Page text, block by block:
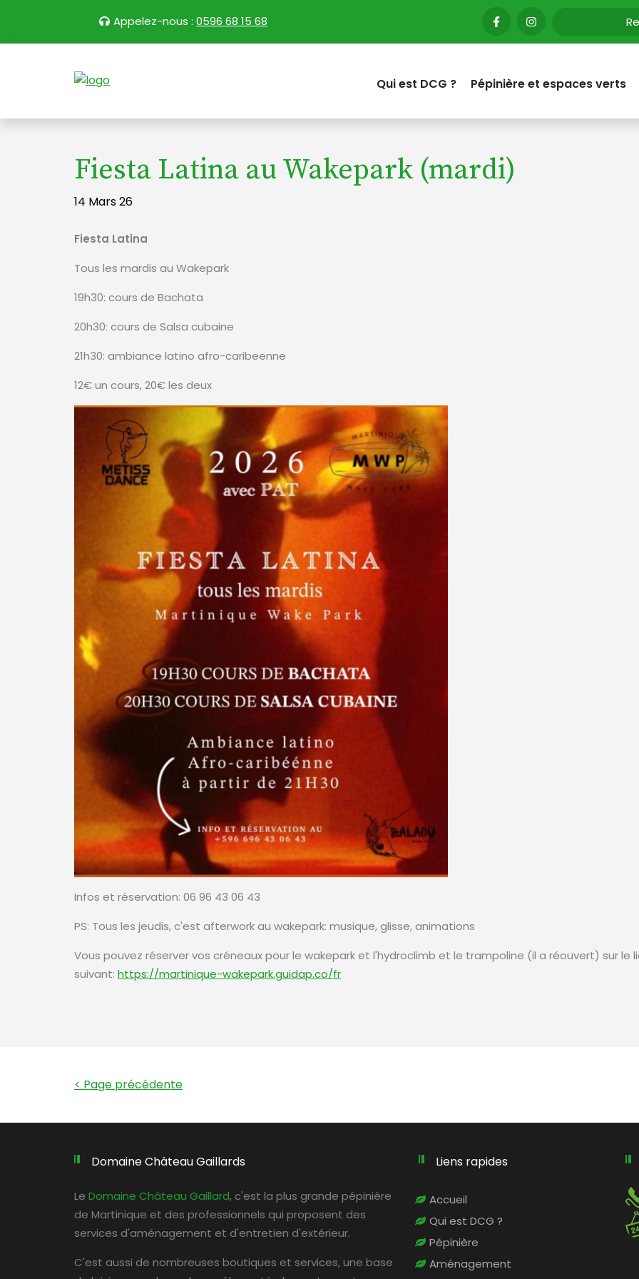
Appelez-nous : 0596 68 15 68
Qui est DCG ? Pépinière et espaces verts
Fiesta Latina au Wakepark (mardi)
14 Mars 26
Fiesta Latina
Tous les mardis au Wakepark
19h30: cours de Bachata
20h30: cours de Salsa cubaine
21h30: ambiance latino afro-caribeenne
12€ un cours, 20€ les deux
Infos et réservation: 06 96 43 06 43
PS: Tous les jeudis, c'est afterwork au wakepark: musique, glisse, animations
Vous pouvez réserver vos créneaux pour le wakepark et l'hydroclimb et le trampoline (il a réouvert) sur le
suivant: https://martinique-wakepark.guidap.co/fr
< Page précédente
Domaine Château Gaillards
Le Domaine Château Gaillard, c'est la plus grande pépinière
de Martinique et des professionnels qui proposent des
services d'aménagement et d'entretien d'extérieur.
C'est aussi de nombreuses boutiques et services, une base
Liens rapides
Accueil
Qui est DCG ?
Pépinière
Aménagement